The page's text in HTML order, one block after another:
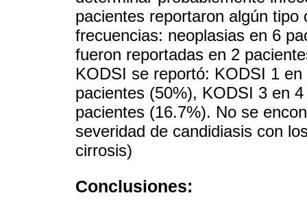
pacientes reportaron algún
frecuencias: neoplasias en 6
fueron reportadas en 2
KODSI se reportó: KODSI 1
pacientes (50%), KODSI 3 en
pacientes (16.7%). No se
severidad de candidiasis con
cirrosis)
Conclusiones: